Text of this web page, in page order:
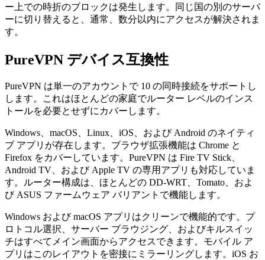
ー上での時折のブロックは発生します。同じ国の別のサーバ
ーに切り替えると、通常、数分以内にアクセスが解決されま
す。
PureVPN デバイス互換性
PureVPN は単一のアカウントで 10 の同時接続をサポートし
します。これはほとんどの家庭でルーター レベルのインス
トールを必要とせずにカバーします。
Windows、macOS、Linux、iOS、および Android のネイティ
ブ アプリが存在します。ブラウザ拡張機能は Chrome と
Firefox をカバーしています。PureVPN は Fire TV Stick、
Android TV、および Apple TV の専用アプリも対応していま
す。ルーター構成は、ほとんどの DD-WRT、Tomato、およ
び ASUS ファームウェア バリアントで機能します。
Windows および macOS アプリはクリーンで機能的です。プ
ロトコル選択、サーバー ブラウジング、およびキルスイッ
チはすべてメイン画面からアクセスできます。モバイル ア
プリはこのレイアウトを密接にミラーリングします。iOS お